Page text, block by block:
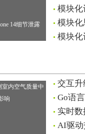
14细节泄露
模块
模块
模块
交互升
Go语
实时
AI驱动